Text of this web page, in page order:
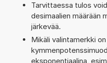
Tarvittaessa tulos
desimaalien määrään
järkevää.
Mikäli valintamerkki
eksponentiaalina,